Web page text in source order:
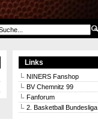
Links
NINERS Fanshop
BV Chemnitz 99
Fanforum
2. Basketball Bundesliga